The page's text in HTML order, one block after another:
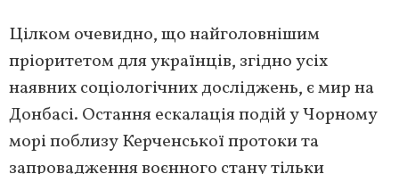
Цілком очевидно, що найголовнішим
пріоритетом для українців, згідно усіх
наявних соціологічних досліджень, є мир на
Донбасі. Остання ескалація подій у Чорному
морі поблизу Керченської протоки та
запровадження воєнного стану тільки